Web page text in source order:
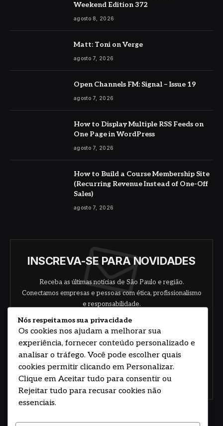
Weekend Edition 372
agosto 8, 2026
Matt: Toni on Verge
agosto 7, 2026
Open Channels FM: Signal – Issue 19
agosto 7, 2026
How to Display Multiple RSS Feeds on
One Page in WordPress
agosto 7, 2026
How to Build a Course Membership Site
(Recurring Revenue Instead of One-Off
Sales)
agosto 7, 2026
INSCREVA-SE PARA NOVIDADES
Receba as últimas notícias de São Paulo e região.
Conectamos empresas e pessoas com ética, profissionalismo
e responsabilidade.
Concorde com nossos termos e acordo de
Nós respeitamos sua privacidade
Os cookies nos ajudam a melhorar sua
experiência, fornecer conteúdo personalizado e
analisar o tráfego. Você pode escolher quais
cookies permitir clicando em Personalizar.
Clique em Aceitar tudo para consentir ou
Rejeitar tudo para recusar cookies não
essenciais.